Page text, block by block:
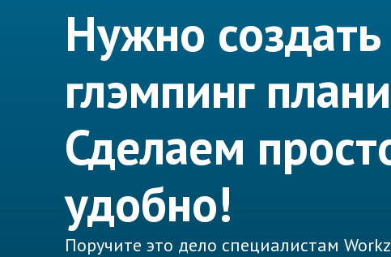
Нужно создать
глэмпинг
Сделаем
удобно!
Поручите это дело специалистам